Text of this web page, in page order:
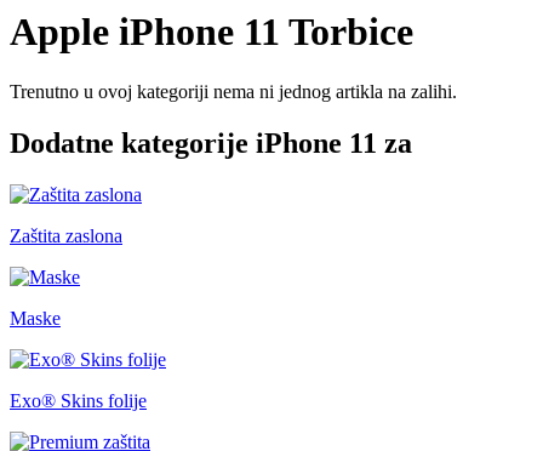
Apple iPhone 11 Torbice
Trenutno u ovoj kategoriji nema ni jednog artikla na zalihi.
Dodatne kategorije iPhone 11 za
Zaštita zaslona
Maske
Exo® Skins folije